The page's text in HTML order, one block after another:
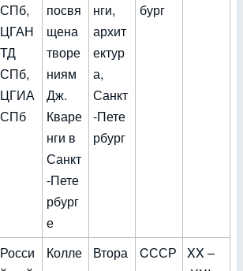
СПб,
ЦГАН
ТД
СПб,
ЦГИА
СПб
посвя
щена
творе
ниям
Дж.
Кваре
нги в
Санкт
-Пете
рбург
е
нги,
архит
ектур
а,
Санкт
-Пете
рбург
бург
Росси
Колле
Втора
CССР
XX –